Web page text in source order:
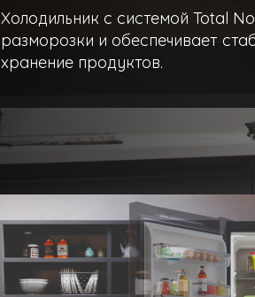
Холодильник с системой Total
разморозки и обеспечивает
хранение продуктов.